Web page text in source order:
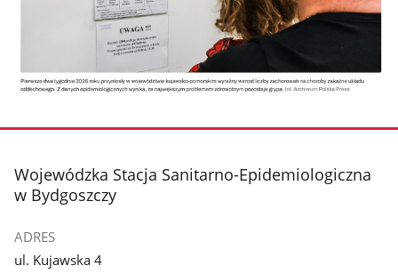
stopka
Wojewódzka Stacja Sanitarno-Epidemiologiczna
w Bydgoszczy
ADRES
ul. Kujawska 4